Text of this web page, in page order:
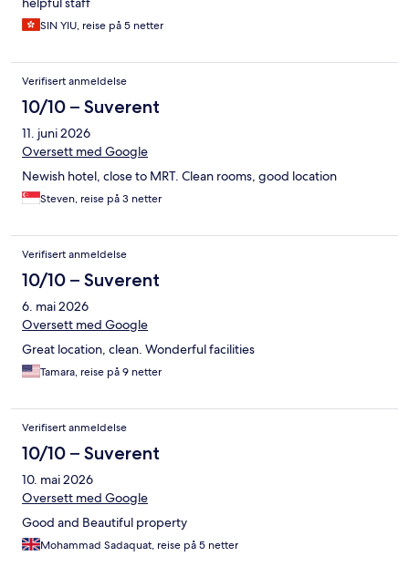
SIN YIU, reise på 5 netter
Verifisert anmeldelse
10/10 – Suverent
11. juni 2026
Oversett med Google
Newish hotel, close to MRT. Clean rooms, good location
Steven, reise på 3 netter
Verifisert anmeldelse
10/10 – Suverent
6. mai 2026
Oversett med Google
Great location, clean. Wonderful facilities
Tamara, reise på 9 netter
Verifisert anmeldelse
10/10 – Suverent
10. mai 2026
Oversett med Google
Good and Beautiful property
Mohammad Sadaquat, reise på 5 netter